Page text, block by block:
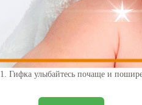
1. Гифка улыбайтесь почаще и